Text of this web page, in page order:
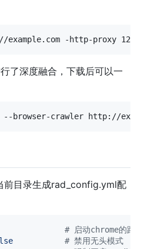
了深度融合，下载后可以一
前目录生成rad_config.yml配
# 启动chrome的路径
# 禁用无头模式